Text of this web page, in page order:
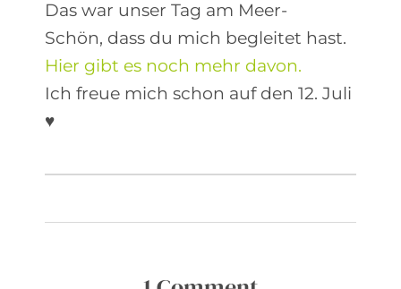
Das war unser Tag am Meer-
Schön, dass du mich begleitet hast.
Hier gibt es noch mehr davon.
Ich freue mich schon auf den 12. Juli
♥